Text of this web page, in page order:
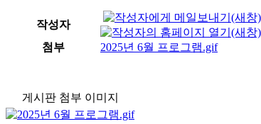
작성자
첨부
2025년 6월 프로그램.gif
게시판 첨부 이미지